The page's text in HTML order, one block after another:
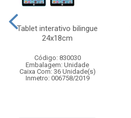
Tablet interativo bilingue
24x18cm
Código: 830030
Embalagem: Unidade
Caixa Com: 36 Unidade(s)
Inmetro: 006758/2019